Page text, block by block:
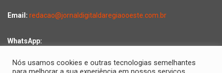
Email: redacao@jornaldigitaldaregiaooeste.com.br
WhatsApp:
Nós usamos cookies e outras tecnologias semelhantes